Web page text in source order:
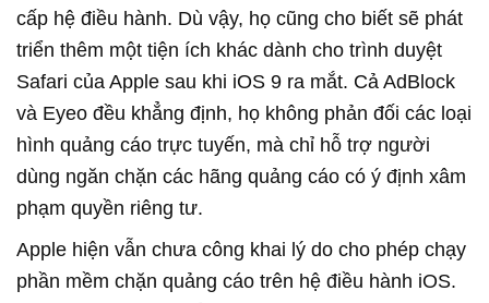
cấp hệ điều hành. Dù vậy, họ cũng cho biết sẽ phát
triển thêm một tiện ích khác dành cho trình duyệt
Safari của Apple sau khi iOS 9 ra mắt. Cả AdBlock
và Eyeo đều khẳng định, họ không phản đối các loại
hình quảng cáo trực tuyến, mà chỉ hỗ trợ người
dùng ngăn chặn các hãng quảng cáo có ý định xâm
phạm quyền riêng tư.
Apple hiện vẫn chưa công khai lý do cho phép chạy
phần mềm chặn quảng cáo trên hệ điều hành iOS.